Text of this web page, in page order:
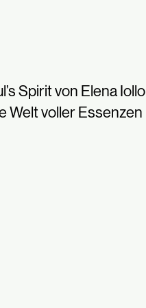
Spirit von Elena Iollo
Welt voller Essenzen